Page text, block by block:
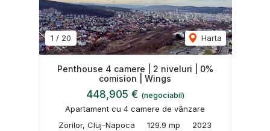
1 / 20 Harta
Penthouse 4 camere | 2 niveluri | 0%
comision | Wings
448,905 € (negociabil)
Apartament cu 4 camere de vânzare
Zorilor, Cluj-Napoca
129.9 mp 2023